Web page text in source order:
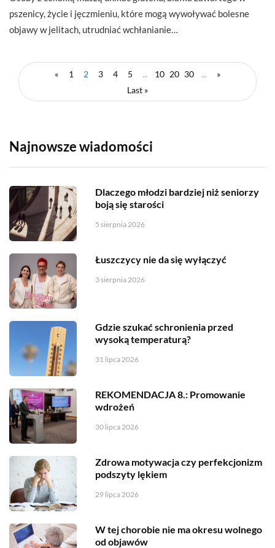
pszenicy, życie i jęczmieniu, które mogą wywoływać bolesne
objawy w jelitach, utrudniać wchłanianie…
« 1 2 3 4 5 ... 10 20 30 ...
»
Last »
Najnowsze wiadomości
Dlaczego młodzi bardziej niż seniorzy
boją się starości
5 sierpnia 2026
Łuszczycy nie da się wyłączyć
3 sierpnia 2026
Gdzie szukać schronienia przed
wysoką temperaturą?
31 lipca 2026
REKOMENDACJA 8.: Promowanie
wdrożeń
30 lipca 2026
Zdrowa motywacja czy perfekcjonizm
podszyty lękiem
29 lipca 2026
W tej chorobie nie ma okresu wolnego
od objawów